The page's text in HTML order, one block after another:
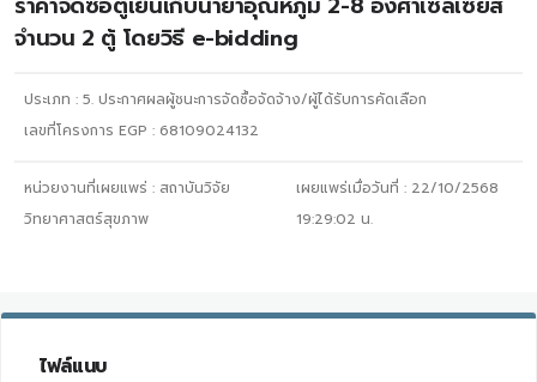
จำนวน 2 ตู้ โดยวิธี e-bidding
ประเภท : 5. ประกาศผลผู้ชนะการจัดซื้อจัดจ้าง/ผู้ได้รับการคัดเลือก
เลขที่โครงการ EGP : 68109024132
หน่วยงานที่เผยแพร่ : สถาบันวิจัย
วิทยาศาสตร์สุขภาพ
เผยแพร่เมื่อวันที่ : 22/10/2568
19:29:02 น.
ไฟล์แนบ